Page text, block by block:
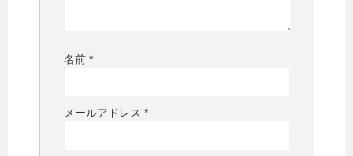
名前 *
メールアドレス *